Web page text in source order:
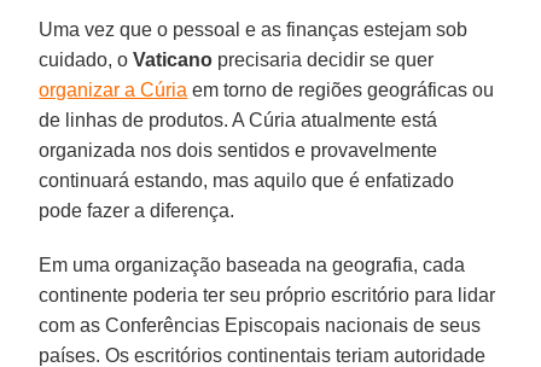
Uma vez que o pessoal e as finanças estejam sob
cuidado, oVaticano precisaria decidir se quer
organizar a Cúria em torno de regiões geográficas ou
de linhas de produtos. A Cúria atualmente está
organizada nos dois sentidos e provavelmente
continuará estando, mas aquilo que é enfatizado
pode fazer a diferença.
Em uma organização baseada na geografia, cada
continente poderia ter seu próprio escritório para lidar
com as Conferências Episcopais nacionais de seus
países. Os escritórios continentais teriam autoridade